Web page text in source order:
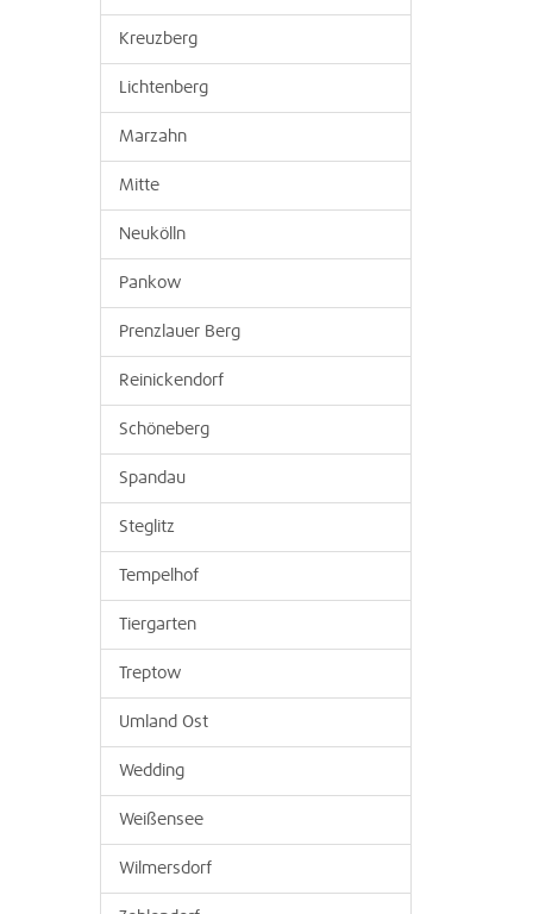
Kreuzberg
Lichtenberg
Marzahn
Mitte
Neukölln
Pankow
Prenzlauer Berg
Reinickendorf
Schöneberg
Spandau
Steglitz
Tempelhof
Tiergarten
Treptow
Umland Ost
Wedding
Weißensee
Wilmersdorf